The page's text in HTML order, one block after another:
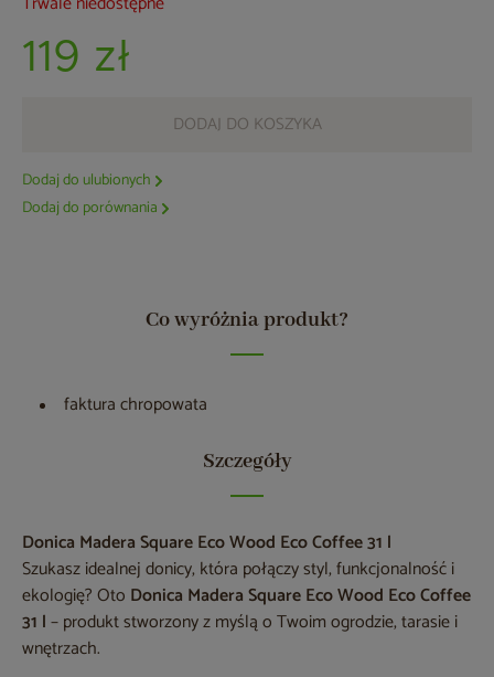
119 zł
DODAJ DO KOSZYKA
Dodaj do ulubionych
Dodaj do porównania
Co wyróżnia produkt?
faktura chropowata
Szczegóły
Donica Madera Square Eco Wood Eco Coffee 31 l
Szukasz idealnej donicy, która połączy styl, funkcjonalność i
ekologię? Oto Donica Madera Square Eco Wood Eco Coffee
31 l– produkt stworzony z myślą o Twoim ogrodzie, tarasie i
wnętrzach.